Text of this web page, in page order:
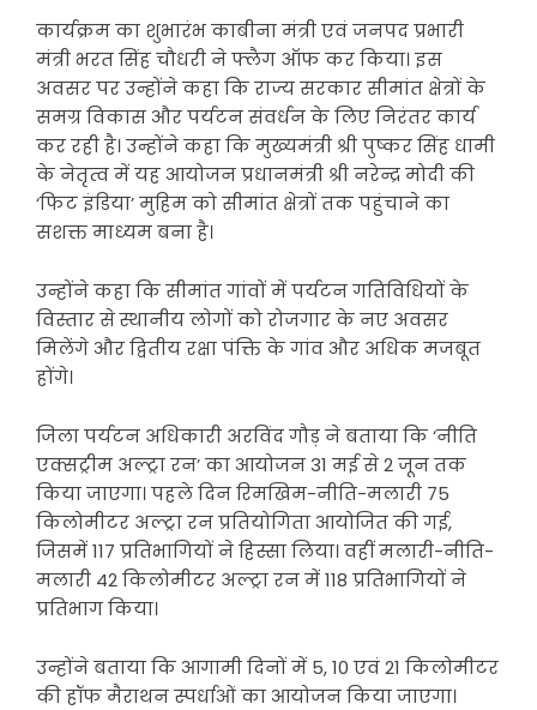
कार्यक्रम का शुभारंभ काबीना मंत्री एवं जनपद प्रभारी
मंत्री भरत सिंह चौधरी ने फ्लैग ऑफ कर किया। इस
अवसर पर उन्होंने कहा कि राज्य सरकार सीमांत क्षेत्रों के
समग्र विकास और पर्यटन संवर्धन के लिए निरंतर कार्य
कर रही है। उन्होंने कहा कि मुख्यमंत्री श्री पुष्कर सिंह धामी
के नेतृत्व में यह आयोजन प्रधानमंत्री श्री नरेन्द्र मोदी की
‘फिट इंडिया’ मुहिम को सीमांत क्षेत्रों तक पहुंचाने का
सशक्त माध्यम बना है।
उन्होंने कहा कि सीमांत गांवों में पर्यटन गतिविधियों के
विस्तार से स्थानीय लोगों को रोजगार के नए अवसर
मिलेंगे और द्वितीय रक्षा पंक्ति के गांव और अधिक मजबूत
होंगे।
जिला पर्यटन अधिकारी अरविंद गौड़ ने बताया कि ‘नीति
एक्सट्रीम अल्ट्रा रन’ का आयोजन 31 मई से 2 जून तक
किया जाएगा। पहले दिन रिमखिम-नीति-मलारी 75
किलोमीटर अल्ट्रा रन प्रतियोगिता आयोजित की गई,
जिसमें 117 प्रतिभागियों ने हिस्सा लिया। वहीं मलारी-नीति-
मलारी 42 किलोमीटर अल्ट्रा रन में 118 प्रतिभागियों ने
प्रतिभाग किया।
उन्होंने बताया कि आगामी दिनों में 5, 10 एवं 21 किलोमीटर
की हॉफ मैराथन स्पर्धाओं का आयोजन किया जाएगा।